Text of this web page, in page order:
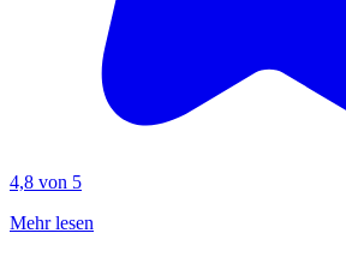
4,8 von 5
Mehr lesen